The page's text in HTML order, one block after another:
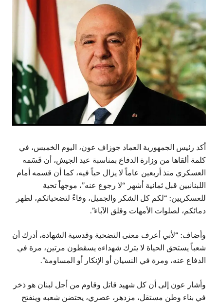
أكد رئيس الجمهورية العماد جوزاف عون، اليوم الخميس، في
كلمة ألقاها من وزارة الدفاع بمناسبة عيد الجيش، أن قَسَمه
العسكري منذ أربعين عاماً لا يزال حياً فيه، كما أن قسمه أمام
اللبنانيين قبل ثمانية أشهر “لا رجوع عنه”، موجهاً تحية
للعسكريين: “لكم كل الشكر والجميل، وفاءً لتضحياتكم، لطهر
دمائكم، لصلوات الأمهات وقلق الآباء”.
وأضاف: “لأني أعرف معنى التضحية وقدسية الشهادة، أدرك أن
شعباً يستحق الحياة لا يترك شهداءه يسقطون مرتين، مرة في
الدفاع عنه، ومرة في النسيان أو الإنكار أو المساومة”.
وأشار عون إلى أن كل شهيد قاتل وقاوم من أجل لبنان هو ذخر
في بناء وطن مستقل، مزدهر، عصري، يحتضن شعبه وينفتح